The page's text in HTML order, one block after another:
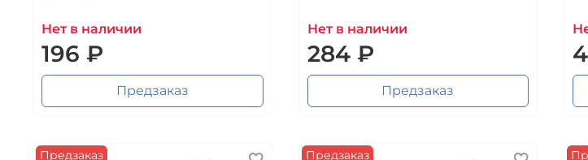
Нет в наличии
196 ₽
Предзаказ
Нет в наличии
284 ₽
Предзаказ
Предзаказ Предзаказ